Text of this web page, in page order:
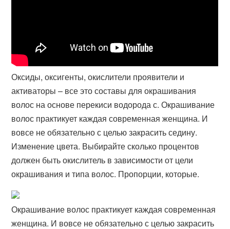
Оксиды, оксигенты, окислители проявители и
активаторы – все это составы для окрашивания
волос на основе перекиси водорода с. Окрашивание
волос практикует каждая современная женщина. И
вовсе не обязательно с целью закрасить седину.
Изменение цвета. Выбирайте сколько процентов
должен быть окислитель в зависимости от цели
окрашивания и типа волос. Пропорции, которые.
Окрашивание волос практикует каждая современная
женщина. И вовсе не обязательно с целью закрасить